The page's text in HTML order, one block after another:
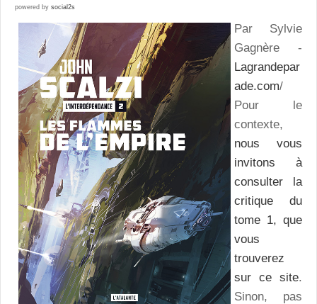
powered by social2s
Par Sylvie
Gagnère -
Lagrandepar
ade.com/
Pour le
contexte,
nous vous
invitons à
consulter la
critique du
tome 1, que
vous
trouverez
sur ce site.
Sinon, pas